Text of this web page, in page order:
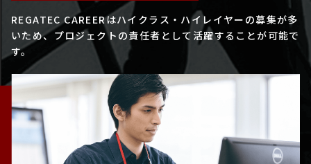
REGATEC CAREERはハイクラス・ハイレイヤーの募集が多
いため、プロジェクトの責任者として活躍することが可能で
す。